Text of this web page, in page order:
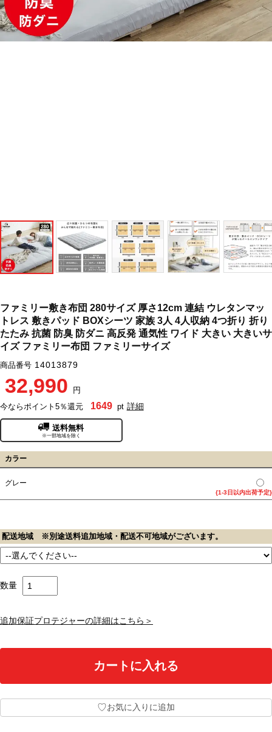
ファミリー敷き布団 280サイズ 厚さ12cm 連結 ウレタンマッ
トレス 敷きパッド BOXシーツ 家族 3人 4人収納 4つ折り 折り
たたみ 抗菌 防臭 防ダニ 高反発 通気性 ワイド 大きい 大きいサ
イズ ファミリー布団 ファミリーサイズ
商品番号 14013879
32,990
円
今ならポイント5％還元
1649 pt 詳細
送料無料
※一部地域を除く
カラー
グレー
{1-3日以内出荷予定}
配送地域 ※別途送料追加地域・配送不可地域がございます。
数量
追加保証プロテジャーの詳細はこちら＞
♡お気に入りに追加